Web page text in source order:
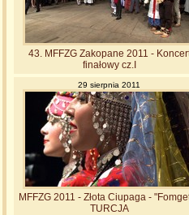
43. MFFZG Zakopane 2011 -
finałowy cz.I
29 sierpnia 2011
MFFZG 2011 - Złota Ciupaga -
TURCJA